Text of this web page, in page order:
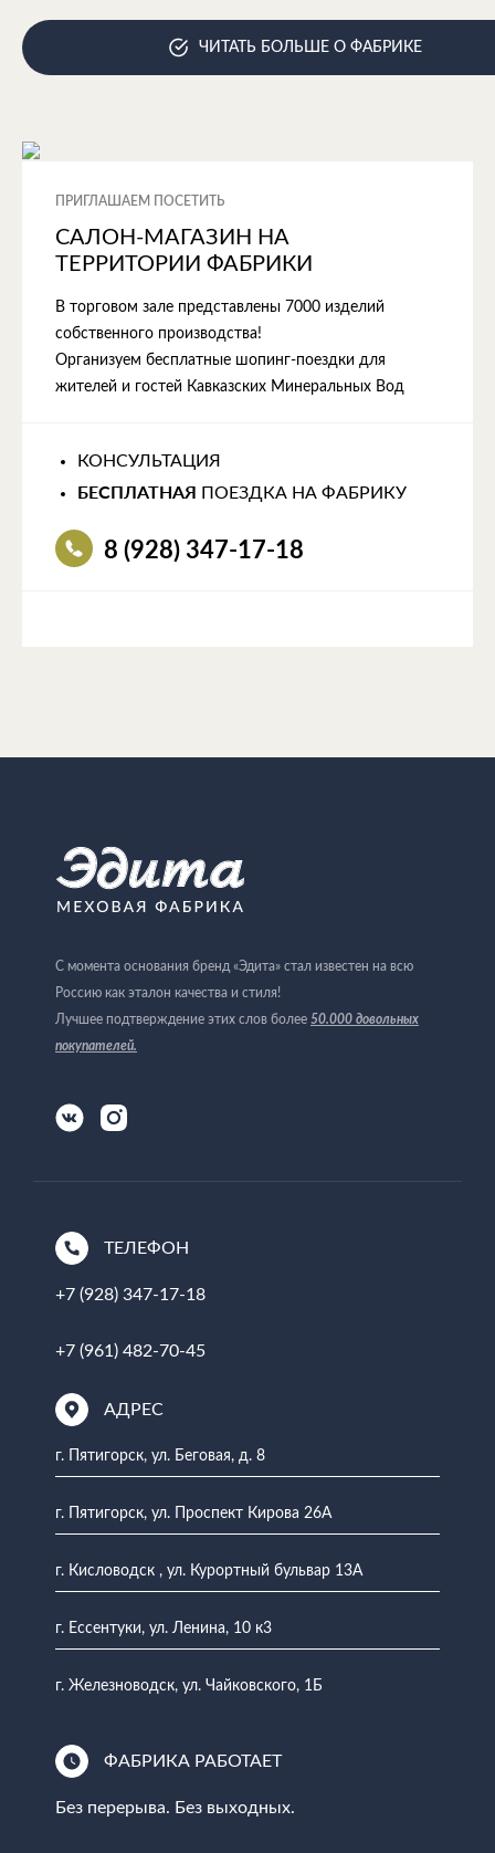
ЧИТАТЬ БОЛЬШЕ О ФАБРИКЕ
ПРИГЛАШАЕМ ПОСЕТИТЬ
САЛОН-МАГАЗИН НА
ТЕРРИТОРИИ ФАБРИКИ
В торговом зале представлены 7000 изделий
собственного производства!
Организуем бесплатные шопинг-поездки для
жителей и гостей Кавказских Минеральных Вод
КОНСУЛЬТАЦИЯ
БЕСПЛАТНАЯ ПОЕЗДКА НА ФАБРИКУ
8 (928) 347-17-18
С момента основания бренд «Эдита» стал известен на всю
Россию как эталон качества и стиля!
Лучшее подтверждение этих слов более 50.000 довольных
покупателей.
ТЕЛЕФОН
+7 (928) 347-17-18
+7 (961) 482-70-45
АДРЕС
г. Пятигорск, ул. Беговая, д. 8
г. Пятигорск, ул. Проспект Кирова 26А
г. Кисловодск , ул. Курортный бульвар 13А
г. Ессентуки, ул. Ленина, 10 к3
г. Железноводск, ул. Чайковского, 1Б
ФАБРИКА РАБОТАЕТ
Без перерыва. Без выходных.